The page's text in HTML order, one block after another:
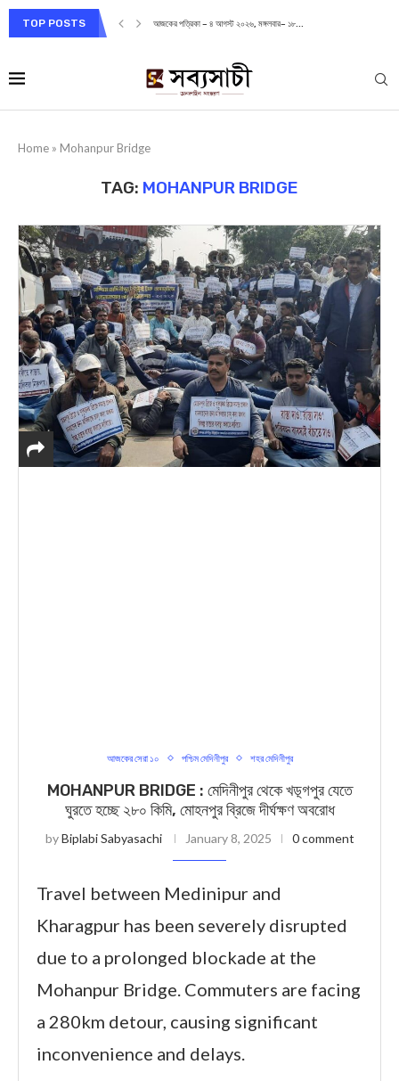
TOP POSTS আজকের পত্রিকা – ৪ আগস্ট ২০২৬, মঙ্গলবার– ১৮...
Home » Mohanpur Bridge
TAG: MOHANPUR BRIDGE
আজকের সেরা ১০ পশ্চিম মেদিনীপুর শহর মেদিনীপুর
MOHANPUR BRIDGE : মেদিনীপুর থেকে খড়্গপুর যেতে
ঘুরতে হচ্ছে ২৮০ কিমি, মোহনপুর ব্রিজে দীর্ঘক্ষণ অবরোধ
byBiplabi Sabyasachi January 8, 2025 0 comment
Travel between Medinipur and
Kharagpur has been severely disrupted
due to a prolonged blockade at the
Mohanpur Bridge. Commuters are facing
a 280km detour, causing significant
inconvenience and delays.